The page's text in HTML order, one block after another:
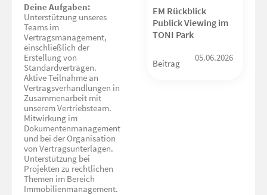
Deine Aufgaben:
Unterstützung unseres
Teams im
Vertragsmanagement,
einschließlich der
Erstellung von
Standardverträgen.
Aktive Teilnahme an
Vertragsverhandlungen in
Zusammenarbeit mit
unserem Vertriebsteam.
Mitwirkung im
Dokumentenmanagement
und bei der Organisation
von Vertragsunterlagen.
Unterstützung bei
Projekten zu rechtlichen
Themen im Bereich
Immobilienmanagement.
EM Rückblick
Publick Viewing im
TONI Park
Beitrag
05.06.2026